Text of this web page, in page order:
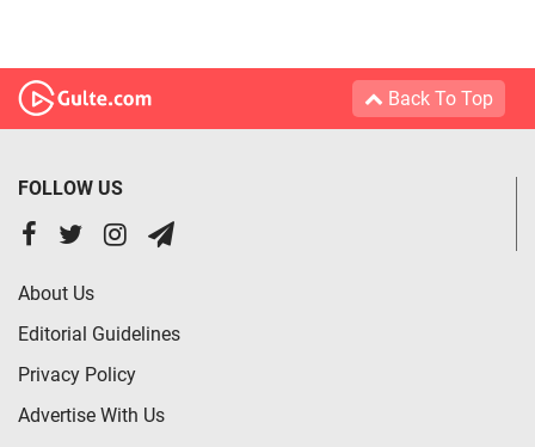
Back To Top
FOLLOW US
About Us
Editorial Guidelines
Privacy Policy
Advertise With Us